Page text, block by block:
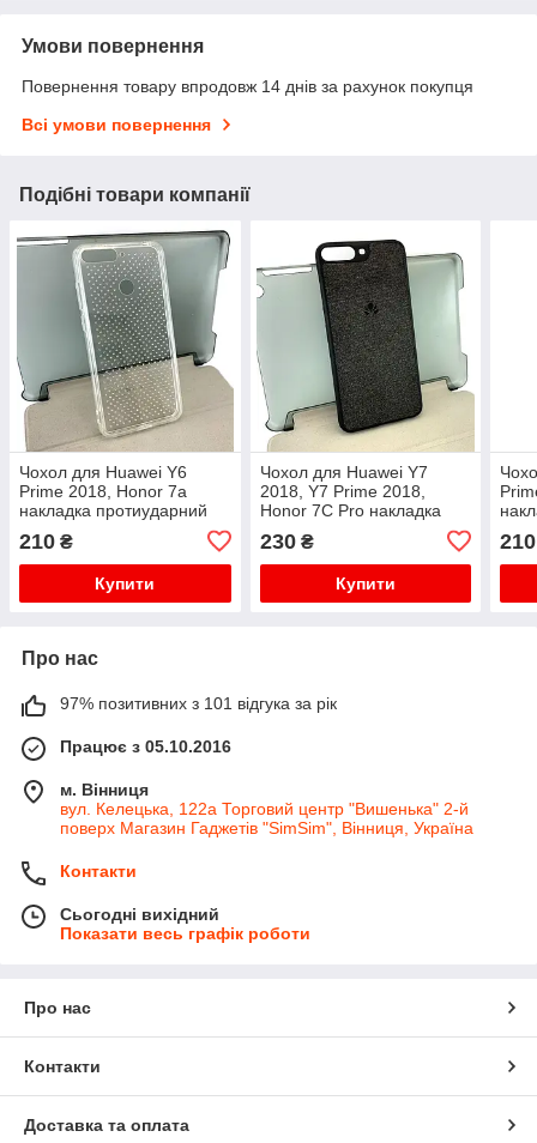
Умови повернення
Повернення товару впродовж 14 днів за рахунок покупця
Всі умови повернення
Подібні товари компанії
Чохол для Huawei Y6
Prime 2018, Honor 7a
накладка протиударний
Diamond Silicon Younicou
Shine прозорий
210 ₴
Купити
Чохол для Huawei Y7
2018, Y7 Prime 2018,
Honor 7C Pro накладка
тканина чорний
силіконовий
230₴
Купити
210
Про нас
97% позитивних з 101 відгука за рік
Працює з 05.10.2016
м. Вінниця
вул. Келецька, 122а Торговий центр "Вишенька" 2-й
поверх Магазин Гаджетів "SimSim", Вінниця, Україна
Контакти
Сьогодні вихідний
Показати весь графік роботи
Про нас
Контакти
Доставка та оплата